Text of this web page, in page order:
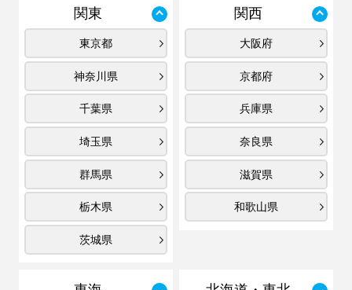
関東
東京都
神奈川県
千葉県
埼玉県
群馬県
栃木県
茨城県
関西
大阪府
京都府
兵庫県
奈良県
滋賀県
和歌山県